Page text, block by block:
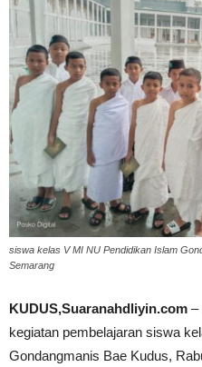
siswa kelas V MI NU Pendidikan Islam
Semarang
KUDUS,Suaranahdliyin.com –
kegiatan pembelajaran siswa
Gondangmanis Bae Kudus,